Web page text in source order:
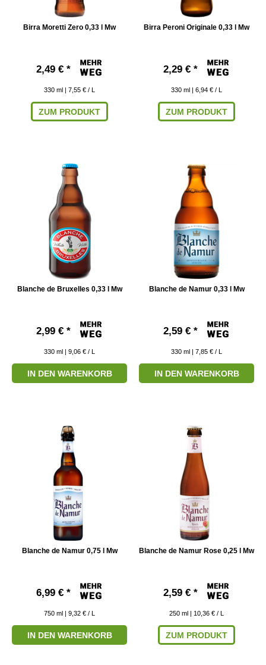
Birra Moretti Zero 0,33 l Mw
2,49 € *
330 ml | 7,55 € / L
ZUM PRODUKT
Birra Peroni Originale 0,33 l Mw
2,29 € *
330 ml | 6,94 € / L
ZUM PRODUKT
Blanche de Bruxelles 0,33 l Mw
2,99 € *
330 ml | 9,06 € / L
IN DEN WARENKORB
Blanche de Namur 0,33 l Mw
2,59 € *
330 ml | 7,85 € / L
IN DEN WARENKORB
Blanche de Namur 0,75 l Mw
6,99 € *
750 ml | 9,32 € / L
IN DEN WARENKORB
Blanche de Namur Rose 0,25 l Mw
2,59 € *
250 ml | 10,36 € / L
ZUM PRODUKT